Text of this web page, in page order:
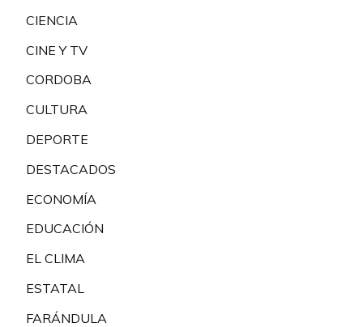
CIENCIA
CINE Y TV
CORDOBA
CULTURA
DEPORTE
DESTACADOS
ECONOMÍA
EDUCACIÓN
EL CLIMA
ESTATAL
FARÁNDULA